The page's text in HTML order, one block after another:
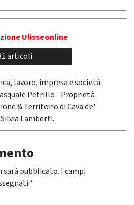
Ulisseonline
articoli
lavoro, impresa e società
Petrillo - Proprietà
& Territorio di Cava de'
Lamberti.
pubblicato. I campi
*